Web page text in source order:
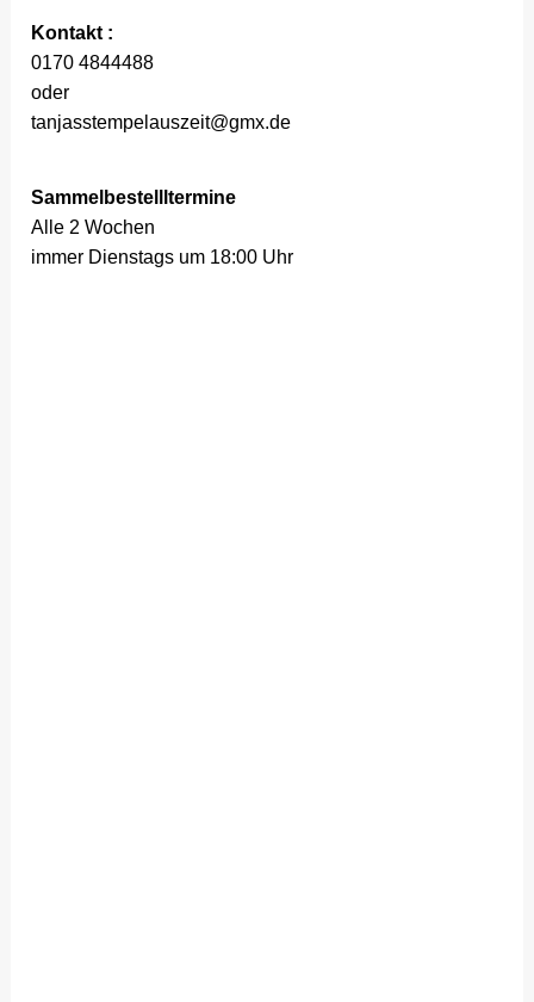
Kontakt :
0170 4844488
oder
tanjasstempelauszeit@gmx.de
Sammelbestellltermine
Alle 2 Wochen
immer Dienstags um 18:00 Uhr